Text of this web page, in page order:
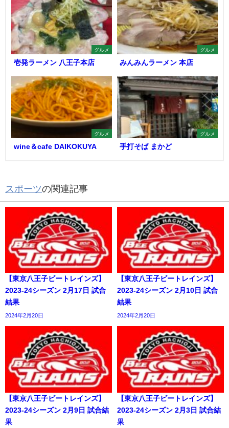
グルメ
壱発ラーメン 八王子本店
グルメ
みんみんラーメン 本店
グルメ
wine＆cafe DAIKOKUYA
グルメ
手打そば まかど
スポーツの関連記事
【東京八王子ビートレインズ】
2023-24シーズン 2月17日 試合
結果
2024年2月20日
【東京八王子ビートレインズ】
2023-24シーズン 2月10日 試合
結果
2024年2月20日
【東京八王子ビートレインズ】
2023-24シーズン 2月9日 試合結
果
【東京八王子ビートレインズ】
2023-24シーズン 2月3日 試合結
果